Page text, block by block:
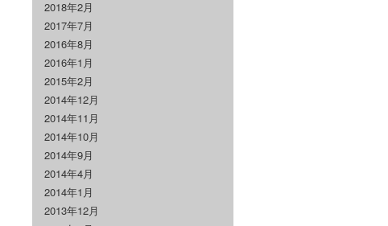
2018年2月
2017年7月
2016年8月
2016年1月
2015年2月
2014年12月
2014年11月
2014年10月
2014年9月
2014年4月
2014年1月
2013年12月